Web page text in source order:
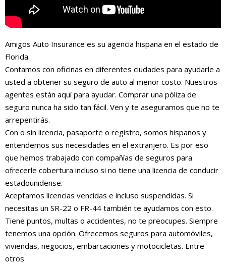
Amigos Auto Insurance es su agencia hispana en el estado de
Florida.
Contamos con oficinas en diferentes ciudades para ayudarle a
usted a obtener su seguro de auto al menor costo. Nuestros
agentes están aquí para ayudar. Comprar una póliza de
seguro nunca ha sido tan fácil. Ven y te aseguramos que no te
arrepentirás.
Con o sin licencia, pasaporte o registro, somos hispanos y
entendemos sus necesidades en el extranjero. Es por eso
que hemos trabajado con compañías de seguros para
ofrecerle cobertura incluso si no tiene una licencia de conducir
estadounidense.
Aceptamos licencias vencidas e incluso suspendidas. Si
necesitas un SR-22 o FR-44 también te ayudamos con esto.
Tiene puntos, multas o accidentes, no te preocupes. Siempre
tenemos una opción. Ofrecemos seguros para automóviles,
viviendas, negocios, embarcaciones y motocicletas. Entre
otros